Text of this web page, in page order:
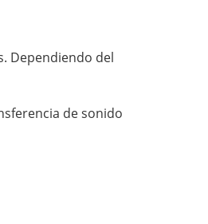
Dependiendo del
de sonido